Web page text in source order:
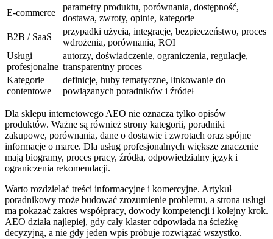
E-commerce
parametry produktu, porównania, dostępność,
dostawa, zwroty, opinie, kategorie
B2B / SaaS
przypadki użycia, integracje, bezpieczeństwo, proces
wdrożenia, porównania, ROI
Usługi
profesjonalne
autorzy, doświadczenie, ograniczenia, regulacje,
transparentny proces
Kategorie
contentowe
definicje, huby tematyczne, linkowanie do
powiązanych poradników i źródeł
Dla sklepu internetowego AEO nie oznacza tylko opisów
produktów. Ważne są również strony kategorii, poradniki
zakupowe, porównania, dane o dostawie i zwrotach oraz spójne
informacje o marce. Dla usług profesjonalnych większe znaczenie
mają biogramy, proces pracy, źródła, odpowiedzialny język i
ograniczenia rekomendacji.
Warto rozdzielać treści informacyjne i komercyjne. Artykuł
poradnikowy może budować zrozumienie problemu, a strona usługi
ma pokazać zakres współpracy, dowody kompetencji i kolejny krok.
AEO działa najlepiej, gdy cały klaster odpowiada na ścieżkę
decyzyjną, a nie gdy jeden wpis próbuje rozwiązać wszystko.